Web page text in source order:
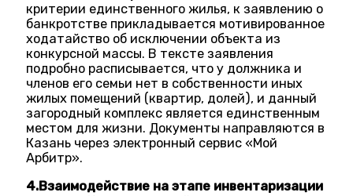
критерии единственного жилья, к заявлению о
банкротстве прикладывается мотивированное
ходатайство об исключении объекта из
конкурсной массы. В тексте заявления
подробно расписывается, что у должника и
членов его семьи нет в собственности иных
жилых помещений (квартир, долей), и данный
загородный комплекс является единственным
местом для жизни. Документы направляются в
Казань через электронный сервис «Мой
Арбитр».
4.Взаимодействие на этапе инвентаризации